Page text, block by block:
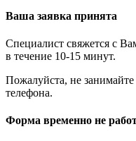
Ваша заявка принята
Специалист свяжется с
в течение 10-15 минут.
Пожалуйста, не
телефона.
Форма временно не